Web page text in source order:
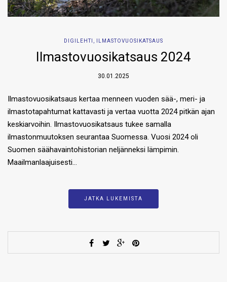
DIGILEHTI ILMASTOVUOSIKATSAUS
Ilmastovuosikatsaus 2024
30.01.2025
Ilmastovuosikatsaus kertaa menneen vuoden sää-, meri- ja
ilmastotapahtumat kattavasti ja vertaa vuotta 2024 pitkän ajan
keskiarvoihin. Ilmastovuosikatsaus tukee samalla
ilmastonmuutoksen seurantaa Suomessa. Vuosi 2024 oli
Suomen säähavaintohistorian neljänneksi lämpimin.
Maailmanlaajuisesti…
JATKA LUKEMISTA